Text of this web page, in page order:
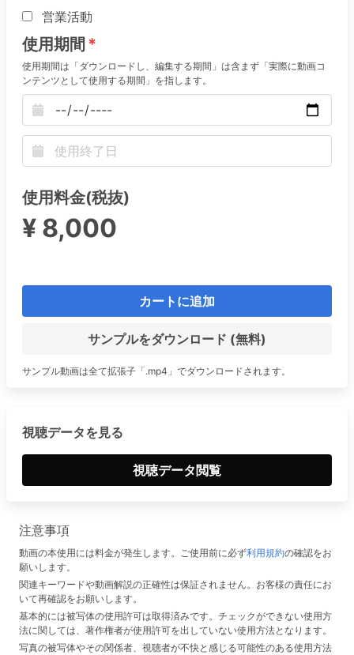
営業活動
使用期間
使用期間は「ダウンロードし、編集する期間」は含まず「実際に動画コ
ンテンツとして使用する期間」を指します。
使用料金(税抜)
¥ 8,000
カートに追加
サンプルをダウンロード (無料)
サンプル動画は全て拡張子「.mp4」でダウンロードされます。
視聴データを見る
視聴データ閲覧
注意事項
動画の本使用には料金が発生します。ご使用前に必ず利用規約の確認をお
願いします。
関連キーワードや動画解説の正確性は保証されません。お客様の責任にお
いて再確認をお願いします。
基本的には被写体の使用許可は取得済みです。チェックができない使用方
法に関しては、著作権者が使用許可を出していない使用方法となります。
写真の被写体やその関係者、視聴者が不快と感じる可能性のある使用方法